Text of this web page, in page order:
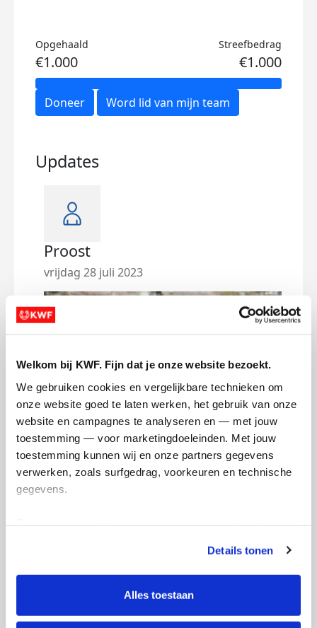
Welkom bij KWF. Fijn dat je onze website bezoekt.
We gebruiken cookies en vergelijkbare technieken om
onze website goed te laten werken, het gebruik van onze
website en campagnes te analyseren en — met jouw
toestemming — voor marketingdoeleinden. Met jouw
toestemming kunnen wij en onze partners gegevens
verwerken, zoals surfgedrag, voorkeuren en technische
gegevens.
tonen. Je kunt je toestemming op elk moment wijzigen of
intrekken via Cookie instellingen onderaan de pagina. De
lijst met cookies is te vinden in het tabblad “details”.
Details tonen
Alles toestaan
Opgehaald
€1.000
Streefbedrag
€1.000
Doneer Word lid van mijn team
Updates
Proost
vrijdag 28 juli 2023
Vandaag zou Arie jarig zijn geweest. De
Het
gul